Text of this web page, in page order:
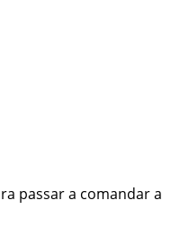
passar a comandar a